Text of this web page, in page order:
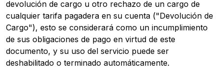
devolución de cargo u otro rechazo de un cargo de
cualquier tarifa pagadera en su cuenta ("Devolución de
Cargo"), esto se considerará como un incumplimiento
de sus obligaciones de pago en virtud de este
documento, y su uso del servicio puede ser
deshabilitado o terminado automáticamente.